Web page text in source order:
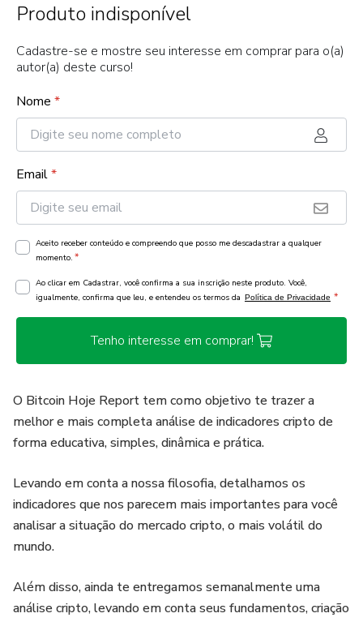
Produto indisponível
Cadastre-se e mostre seu interesse em comprar para o(a)
autor(a) deste curso!
Nome *
Email*
Aceito receber conteúdo e compreendo que posso me descadastrar a qualquer
momento. *
Ao clicar em Cadastrar, você confirma a sua inscrição neste produto. Você,
igualmente, confirma que leu, e entendeu os termos da Política de Privacidade *
Tenho interesse em comprar!
O Bitcoin Hoje Report tem como objetivo te trazer a
melhor e mais completa análise de indicadores cripto de
forma educativa, simples, dinâmica e prática.
Levando em conta a nossa filosofia, detalhamos os
indicadores que nos parecem mais importantes para você
analisar a situação do mercado cripto, o mais volátil do
mundo.
Além disso, ainda te entregamos semanalmente uma
análise cripto, levando em conta seus fundamentos, criação